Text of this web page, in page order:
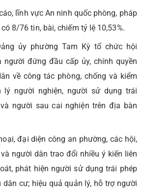
lĩnh vực An ninh quốc phòng, pháp
8/76 tin, bài, chiếm tỷ lệ 10,53%.
ủy phường Tam Kỳ tổ chức hội
đứng đầu cấp ủy, chính quyền
về công tác phòng, chống và kiểm
lý người nghiện, người sử dụng trái
người sau cai nghiện trên địa bàn
đại diện công an phường, các hội,
người dân trao đổi nhiều ý kiến liên
phát hiện người sử dụng trái phép
cư; hiệu quả quản lý, hỗ trợ người